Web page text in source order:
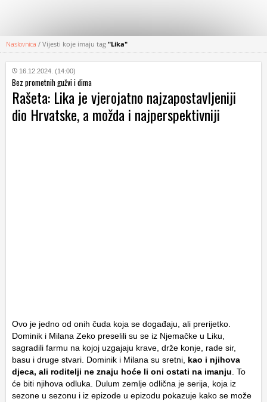
KATEGORIJE
HRVATSKI
WEB
Naslovnica / Vijesti koje imaju tag "Lika"
16.12.2024. (14:00)
Bez prometnih gužvi i dima
Rašeta: Lika je vjerojatno najzapostavljeniji
dio Hrvatske, a možda i najperspektivniji
Ovo je jedno od onih čuda koja se događaju, ali prerijetko.
Dominik i Milana Zeko preselili su se iz Njemačke u Liku,
sagradili farmu na kojoj uzgajaju krave, drže konje, rade sir,
basu i druge stvari. Dominik i Milana su sretni, kao i njihova
djeca, ali roditelji ne znaju hoće li oni ostati na imanju . To
će biti njihova odluka. Dulum zemlje odlična je serija, koja iz
sezone u sezonu i iz epizode u epizodu pokazuje kako se može